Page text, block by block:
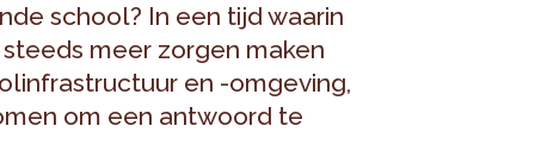
school? In een tijd waarin
meer zorgen maken
en -omgeving,
om een antwoord te